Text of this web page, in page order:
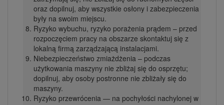
oraz dopilnuj, aby wszystkie osłony i zabezpieczenia
były na swoim miejscu.
Ryzyko wybuchu, ryzyko porażenia prądem – przed
rozpoczęciem pracy na obszarze skontaktuj się z
lokalną firmą zarządzającą instalacjami.
Niebezpieczeństwo zmiażdżenia – podczas
użytkowania maszyny nie zbliżaj się do osprzętu;
dopilnuj, aby osoby postronne nie zbliżały się do
maszyny.
Ryzyko przewrócenia — na pochyłości nachylonej w